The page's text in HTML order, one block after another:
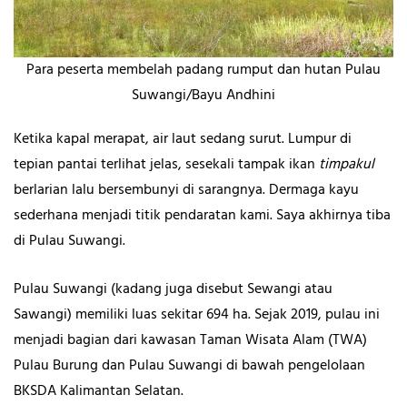
Para peserta membelah padang rumput dan hutan Pulau
Suwangi/Bayu Andhini
Ketika kapal merapat, air laut sedang surut. Lumpur di
tepian pantai terlihat jelas, sesekali tampak ikan timpakul
berlarian lalu bersembunyi di sarangnya. Dermaga kayu
sederhana menjadi titik pendaratan kami. Saya akhirnya tiba
di Pulau Suwangi.
Pulau Suwangi (kadang juga disebut Sewangi atau
Sawangi) memiliki luas sekitar 694 ha. Sejak 2019, pulau ini
menjadi bagian dari kawasan Taman Wisata Alam (TWA)
Pulau Burung dan Pulau Suwangi di bawah pengelolaan
BKSDA Kalimantan Selatan.